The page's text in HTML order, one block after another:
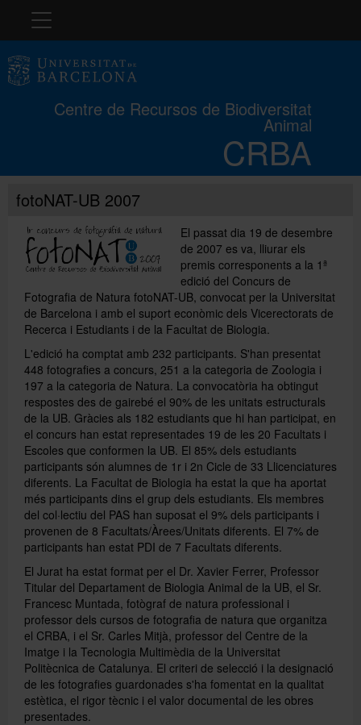
Navegació
Centre de Recursos de Biodiversitat
Animal
CRBA
Cursos
Concurs
Exposicions
Publicacions
Español
fotoNAT-UB 2007
El passat dia 19 de desembre
de 2007 es va, lliurar els
premis corresponents a la 1ª
edició del Concurs de
Fotografia de Natura fotoNAT-UB, convocat per la Universitat
de Barcelona i amb el suport econòmic dels Vicerectorats de
Recerca i Estudiants i de la Facultat de Biologia.
L'edició ha comptat amb 232 participants. S'han presentat
448 fotografies a concurs, 251 a la categoria de Zoologia i
197 a la categoria de Natura. La convocatòria ha obtingut
respostes des de gairebé el 90% de les unitats estructurals
de la UB. Gràcies als 182 estudiants que hi han participat, en
el concurs han estat representades 19 de les 20 Facultats i
Escoles que conformen la UB. El 85% dels estudiants
participants són alumnes de 1r i 2n Cicle de 33 Llicenciatures
diferents. La Facultat de Biologia ha estat la que ha aportat
més participants dins el grup dels estudiants. Els membres
del col·lectiu del PAS han suposat el 9% dels participants i
provenen de 8 Facultats/Àrees/Unitats diferents. El 7% de
participants han estat PDI de 7 Facultats diferents.
El Jurat ha estat format per el Dr. Xavier Ferrer, Professor
Titular del Departament de Biologia Animal de la UB, el Sr.
Francesc Muntada, fotògraf de natura professional i
professor dels cursos de fotografia de natura que organitza
el CRBA, i el Sr. Carles Mitjà, professor del Centre de la
Imatge i la Tecnologia Multimèdia de la Universitat
Politècnica de Catalunya. El criteri de selecció i la designació
de les fotografies guardonades s'ha fomentat en la qualitat
estètica, el rigor tècnic i el valor documental de les obres
presentades.